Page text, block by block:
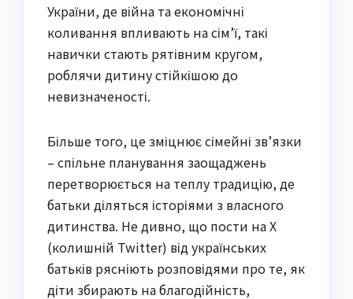
України, де війна та економічні
коливання впливають на сім’ї, такі
навички стають рятівним кругом,
роблячи дитину стійкішою до
невизначеності.
Більше того, це зміцнює сімейні зв’язки
– спільне планування заощаджень
перетворюється на теплу традицію, де
батьки діляться історіями з власного
дитинства. Не дивно, що пости на X
(колишній Twitter) від українських
батьків рясніють розповідями про те, як
діти збирають на благодійність,